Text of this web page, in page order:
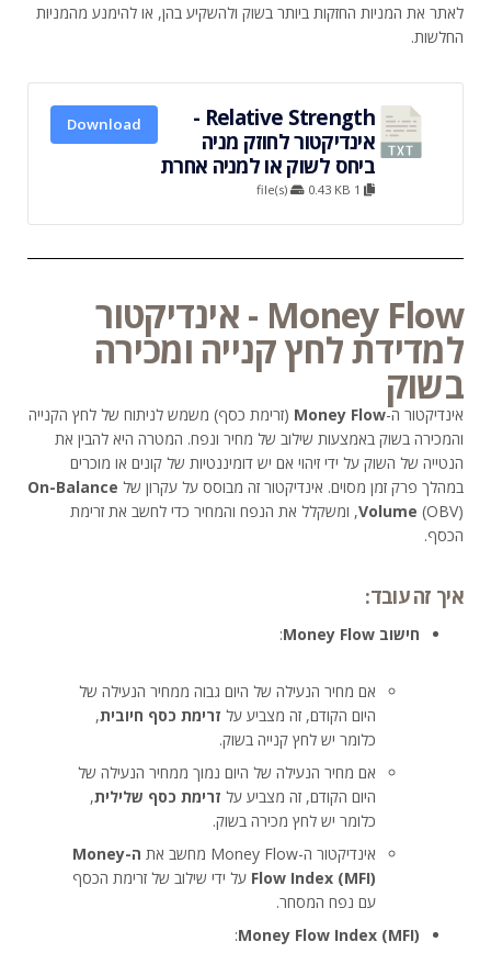
לאתר את המניות החזקות ביותר בשוק ולהשקיע בהן, או להימנע מהמניות
החלשות.
Relative Strength -
אינדיקטור לחוזק מניה
ביחס לשוק או למניה אחרת
0.43 KB
Download
Money Flow - אינדיקטור
למדידת לחץ קנייה ומכירה
בשוק
אינדיקטור ה-Money Flow (זרימת כסף) משמש לניתוח של לחץ הקנייה
והמכירה בשוק באמצעות שילוב של מחיר ונפח. המטרה היא להבין את
הנטייה של השוק על ידי זיהוי אם יש דומיננטיות של קונים או מוכרים
במהלך פרק זמן מסוים. אינדיקטור זה מבוסס על עקרון של On-Balance
Volume(OBV), ומשקלל את הנפח והמחיר כדי לחשב את זרימת
הכסף.
איך זה עובד:
חישוב Money Flow :
אם מחיר הנעילה של היום גבוה ממחיר הנעילה של
היום הקודם, זה מצביע על זרימת כסף חיובית,
כלומר יש לחץ קנייה בשוק.
אם מחיר הנעילה של היום נמוך ממחיר הנעילה של
היום הקודם, זה מצביע על זרימת כסף שלילית,
כלומר יש לחץ מכירה בשוק.
אינדיקטור ה-Money Flow מחשב את
ה-Money
Flow Index (MFI) על ידי שילוב של זרימת הכסף
עם נפח המסחר.
Money Flow Index (MFI)
: